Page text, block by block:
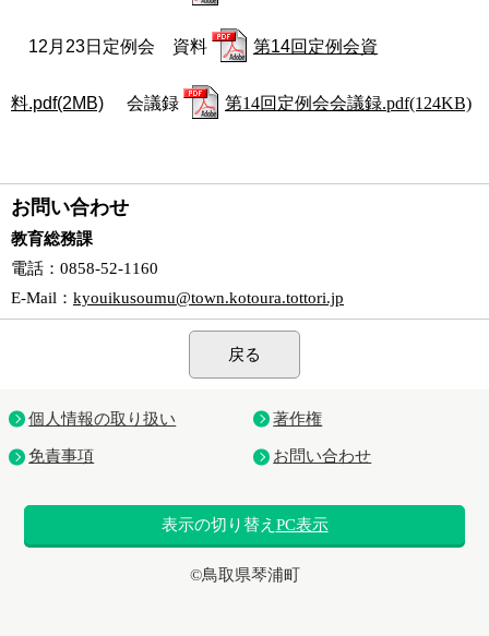
12月23日定例会 資料 第14回定例会資
料.pdf(2MB) 会議録 第14回定例会会議録.pdf(124KB)
お問い合わせ
教育総務課
電話 ：0858-52-1160
E-Mail ： kyouikusoumu@town.kotoura.tottori.jp
戻る
個人情報の取り扱い 著作権
免責事項 お問い合わせ
表示の切り替え PC表示
©鳥取県琴浦町